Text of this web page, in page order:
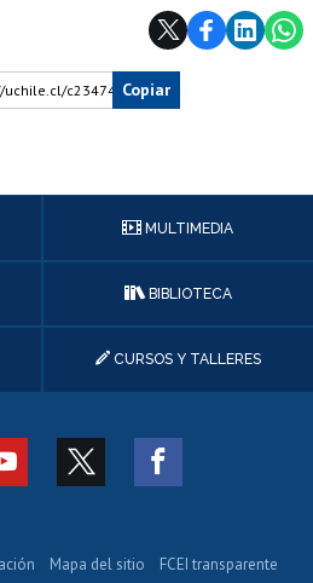
uchile.cl/c234743Copiar
MULTIMEDIA
BIBLIOTECA
CURSOS Y TALLERES
Mapa del sitio FCEI transparente